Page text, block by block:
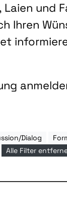
und
Ihren
Dialog
Alle Filter